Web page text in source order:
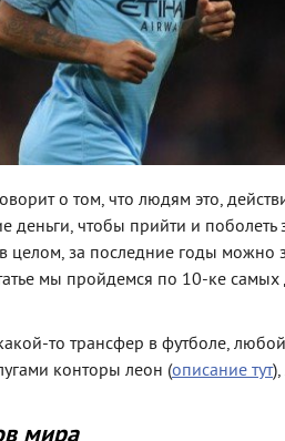
о том, что людям это,
деньги, чтобы прийти и поболеть
целом, за последние годы можно
мы пройдемся по 10-ке
то трансфер в футболе,
конторы леон (описание тут